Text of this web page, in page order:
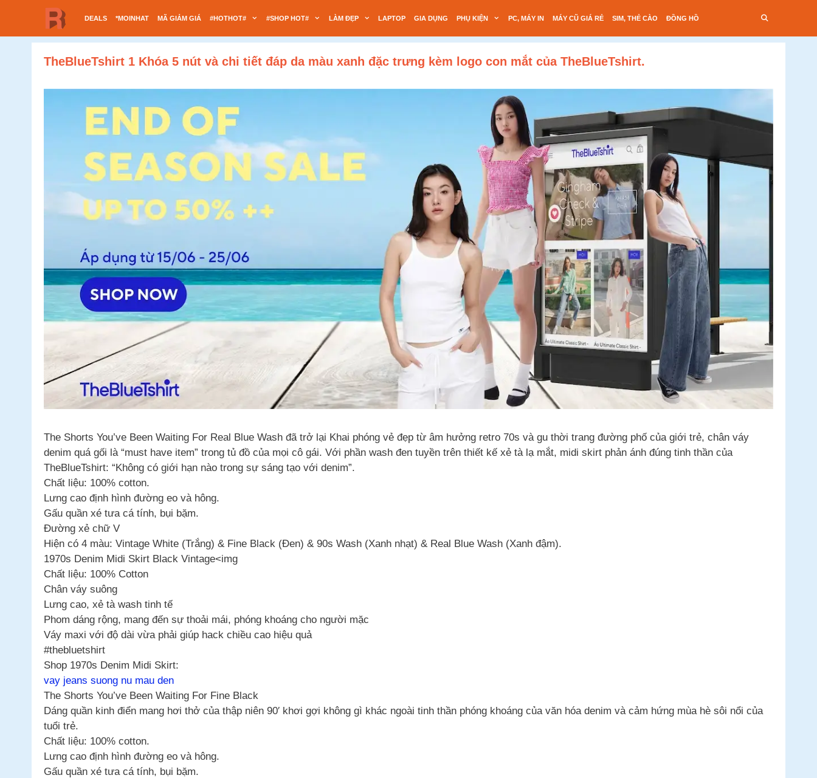
nội
DEALS *MOINHAT MÃ GIẢM GIÁ #HOTHOT# #SHOP HOT# LÀM ĐẸP LAPTOP GIA DỤNG PHỤ KIỆN PC, MÁY IN MÁY CŨ GIÁ RẺ SIM, THẺ CÀO ĐỒNG HỒ
TheBlueTshirt 1 Khóa 5 nút và chi tiết đáp da màu xanh đặc trưng kèm logo con mắt của TheBlueTshirt.
The Shorts You’ve Been Waiting For Real Blue Wash đã trở lại Khai phóng vẻ đẹp từ âm hưởng retro 70s và gu thời trang đường phố của giới trẻ, chân váy
denim quá gối là “must have item” trong tủ đồ của mọi cô gái. Với phần wash đen tuyền trên thiết kế xẻ tà lạ mắt, midi skirt phản ánh đúng tinh thần của
TheBlueTshirt: “Không có giới hạn nào trong sự sáng tạo với denim”.
Chất liệu: 100% cotton.
Lưng cao định hình đường eo và hông.
Gấu quần xé tưa cá tính, bụi bặm.
Đường xẻ chữ V
Hiện có 4 màu: Vintage White (Trắng) & Fine Black (Đen) & 90s Wash (Xanh nhạt) & Real Blue Wash (Xanh đậm).
1970s Denim Midi Skirt Black Vintage<img
Chất liệu: 100% Cotton
Chân váy suông
Lưng cao, xẻ tà wash tinh tế
Phom dáng rộng, mang đến sự thoải mái, phóng khoáng cho người mặc
Váy maxi với độ dài vừa phải giúp hack chiều cao hiệu quả
#thebluetshirt
Shop 1970s Denim Midi Skirt:
vay jeans suong nu mau den
The Shorts You’ve Been Waiting For Fine Black
Dáng quần kinh điển mang hơi thở của thập niên 90′ khơi gợi không gì khác ngoài tinh thần phóng khoáng của văn hóa denim và cảm hứng mùa hè sôi nổi của
tuổi trẻ.
Chất liệu: 100% cotton.
Lưng cao định hình đường eo và hông.
Gấu quần xé tưa cá tính, bụi bặm.